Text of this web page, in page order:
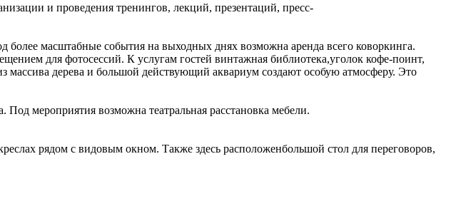
и проведения тренингов, лекций, презентаций, пресс-
масштабные события на выходных днях возможна аренда всего коворкинга.
для фотосессий. К услугам гостей винтажная библиотека,уголок кофе-поинт,
массива дерева и большой действующий аквариум создают особую атмосферу. Это
мероприятия возможна театральная расстановка мебели.
рядом с видовым окном. Также здесь расположенбольшой стол для переговоров,